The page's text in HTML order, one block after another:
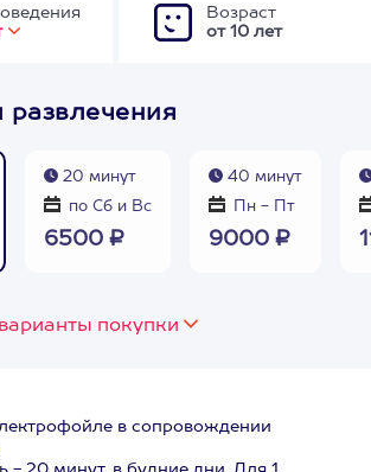
Возраст
от 10 лет
развлечения
20 минут
по Сб и Вс
6500 ₽
40 минут
Пн - Пт
9000 ₽
покупки
в сопровождении